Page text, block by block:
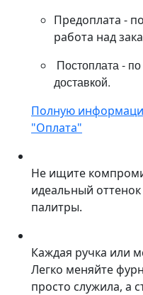
Предоплата -
работа над
Постоплата -
доставкой.
Полную
"Оплата"
Не ищите
идеальный
палитры.
Каждая ручка или
Легко меняйте
просто служила, а